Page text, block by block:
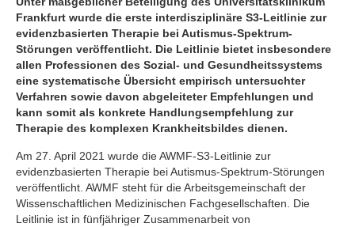
Frankfurt wurde die erste interdisziplinäre S3-Leitlinie zur
evidenzbasierten Therapie bei Autismus-Spektrum-
Störungen veröffentlicht. Die Leitlinie bietet insbesondere
allen Professionen des Sozial- und Gesundheitssystems
eine systematische Übersicht empirisch untersuchter
Verfahren sowie davon abgeleiteter Empfehlungen und
kann somit als konkrete Handlungsempfehlung zur
Therapie des komplexen Krankheitsbildes dienen.
Am 27. April 2021 wurde die AWMF-S3-Leitlinie zur
evidenzbasierten Therapie bei Autismus-Spektrum-Störungen
veröffentlicht. AWMF steht für die Arbeitsgemeinschaft der
Wissenschaftlichen Medizinischen Fachgesellschaften. Die
Leitlinie ist in fünfjähriger Zusammenarbeit von